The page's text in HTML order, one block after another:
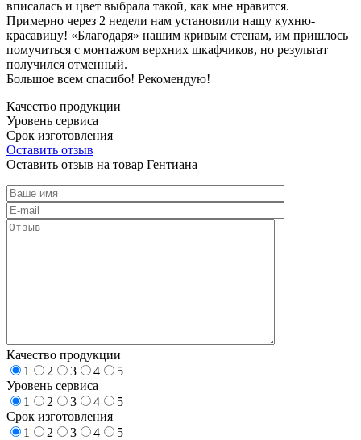
вписалась и цвет выбрала такой, как мне нравится.
Примерно через 2 недели нам установили нашу кухню-
красавицу! «Благодаря» нашим кривым стенам, им пришлось
помучиться с монтажом верхних шкафчиков, но результат
получился отменный.
Большое всем спасибо! Рекомендую!
Качество продукции
Уровень сервиса
Срок изготовления
Оставить отзыв
Оставить отзыв на товар Гентиана
Качество продукции
1
2 3 4
5
Уровень сервиса
1
2 3 4
5
Срок изготовления
1
2 3 4
5